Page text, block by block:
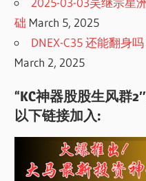
础 March 5, 2025
DNEX-C35 还能翻身
March 2, 2025
“KC神器股股生风群
以下链接加入: